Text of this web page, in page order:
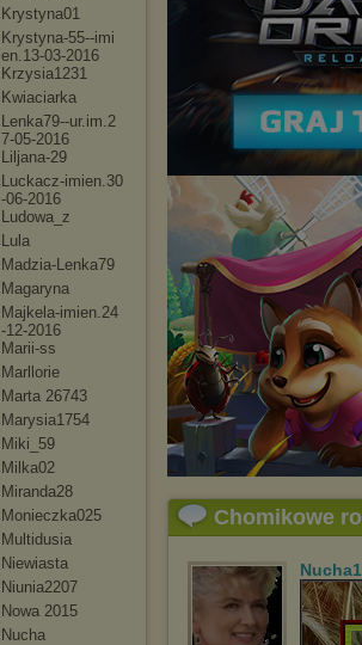
Krystyna01
Krystyna-55--imi
en.13-03-2016
Krzysia1231
Kwiaciarka
Lenka79--ur.im.2
7-05-2016
Liljana-29
Luckacz-imien.30
-06-2016
Ludowa_z
Lula
Madzia-Lenka79
Magaryna
Majkela-imien.24
-12-2016
Marii-ss
Marllorie
Marta 26743
Marysia1754
Miki_59
Milka02
Miranda28
Monieczka025
Multidusia
Niewiasta
Niunia2207
Nowa 2015
Nucha
Chomikowe